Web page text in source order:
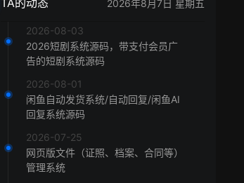
TA的动态 2026年8月7日 星期五
2026-08-03
2026短剧系统源码，带支付会员广
告的短剧系统源码
2026-08-01
闲鱼自动发货系统/自动回复/闲鱼AI
回复系统源码
2026-07-25
网页版文件（证照、档案、合同等）
管理系统